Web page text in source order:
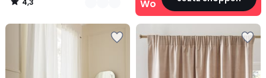
4,3
/
Wohn‑Deals